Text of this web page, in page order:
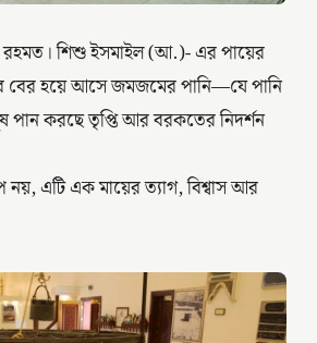
শিশু ইসমাইল (আ.)- এর পায়ের
হয়ে আসে জমজমের পানি—যে পানি
করছে তৃপ্তি আর বরকতের নিদর্শন
এটি এক মায়ের ত্যাগ, বিশ্বাস আর